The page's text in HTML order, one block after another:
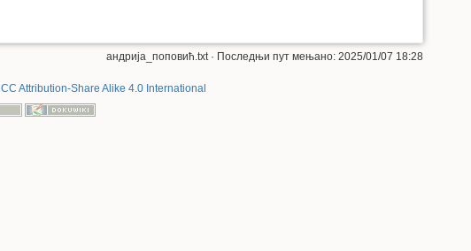
андрија_поповић.txt · Последњи пут мењано: 2025/01/07 18:28
CC Attribution-Share Alike 4.0 International